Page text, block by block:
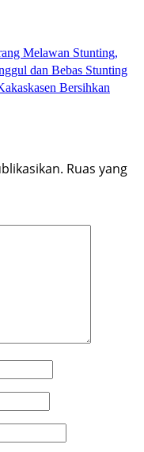
Melawan Stunting,
dan Bebas Stunting
Bersihkan
Ruas yang